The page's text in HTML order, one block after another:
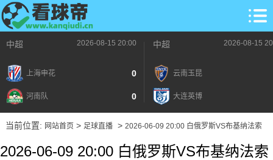
中超 2026-08-15 20:00
上海申花 0
河南队 0
中超 2026-08-15
云南玉昆
大连英博
当前位置: 网站首页> 足球直播> 2026-06-09 20:00 白俄罗斯VS布基纳法索
2026-06-09 20:00 白俄罗斯VS布基纳法索